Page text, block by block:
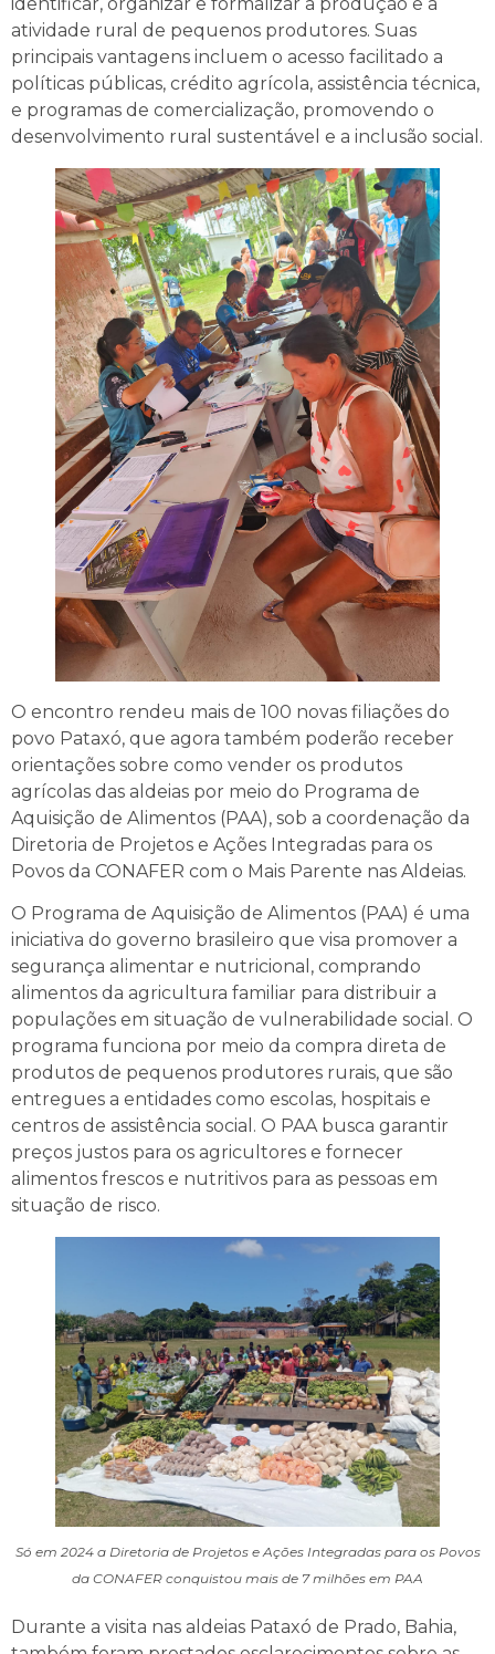
atividade rural de pequenos produtores. Suas
principais vantagens incluem o acesso facilitado a
políticas públicas, crédito agrícola, assistência técnica,
e programas de comercialização, promovendo o
desenvolvimento rural sustentável e a inclusão social.
O encontro rendeu mais de 100 novas filiações do
povo Pataxó, que agora também poderão receber
orientações sobre como vender os produtos
agrícolas das aldeias por meio do Programa de
Aquisição de Alimentos (PAA), sob a coordenação da
Diretoria de Projetos e Ações Integradas para os
Povos da CONAFER com o Mais Parente nas Aldeias.
O Programa de Aquisição de Alimentos (PAA) é uma
iniciativa do governo brasileiro que visa promover a
segurança alimentar e nutricional, comprando
alimentos da agricultura familiar para distribuir a
populações em situação de vulnerabilidade social. O
programa funciona por meio da compra direta de
produtos de pequenos produtores rurais, que são
entregues a entidades como escolas, hospitais e
centros de assistência social. O PAA busca garantir
preços justos para os agricultores e fornecer
alimentos frescos e nutritivos para as pessoas em
situação de risco.
Só em 2024 a Diretoria de Projetos e Ações Integradas para os Povos
da CONAFER conquistou mais de 7 milhões em PAA
Durante a visita nas aldeias Pataxó de Prado, Bahia,